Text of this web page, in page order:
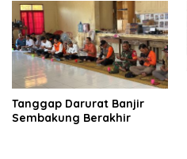
Tanggap Darurat Banjir
Sembakung Berakhir